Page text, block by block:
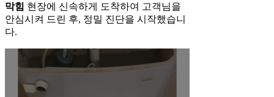
막힘 현장에 신속하게 도착하여 고객님을
안심시켜 드린 후, 정밀 진단을 시작했습니
다.